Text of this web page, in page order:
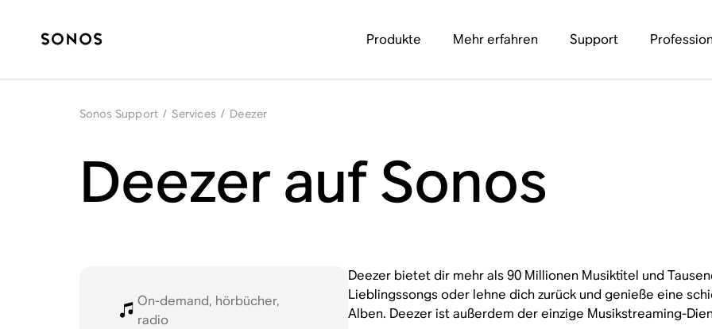
Produkte Mehr erfahren Support
Sonos Support / Services / Deezer
Deezer auf Sonos
On-demand, hörbücher,
radio
Deezer bietet dir mehr als 90 Millionen Musiktitel und
Lieblingssongs oder lehne dich zurück und genieße eine
Alben. Deezer ist außerdem der einzige Musikstreaming-